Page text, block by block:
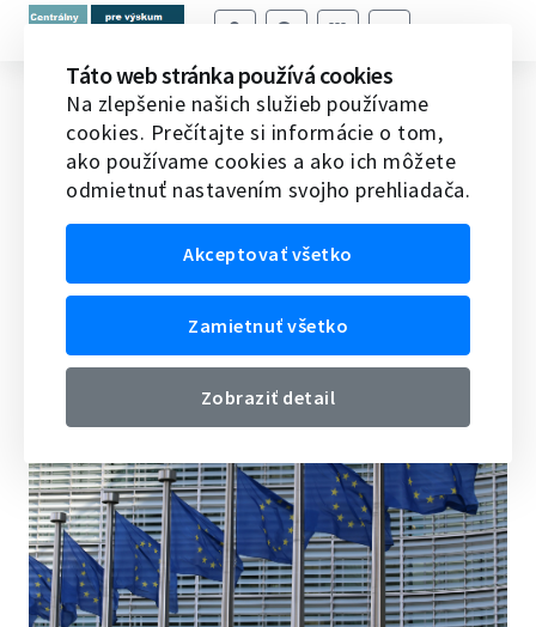
Odporúčanie o zvýšení bezpečnosti
výskumu a Závery o hodnotení
programu Horizont 2020
Domov Veda v EÚ
Novinky vedy a techniky v EÚ
Odporúčanie o zvýšení bezpečnosti výskumu a Závery o
hodnotení programu Horizont 2020
Táto web stránka používá cookies
Na zlepšenie našich služieb používame
cookies. Prečítajte si informácie o tom,
ako používame cookies a ako ich môžete
odmietnuť nastavením svojho prehliadača.
Akceptovať všetko
Zamietnuť všetko
Zobraziť detail